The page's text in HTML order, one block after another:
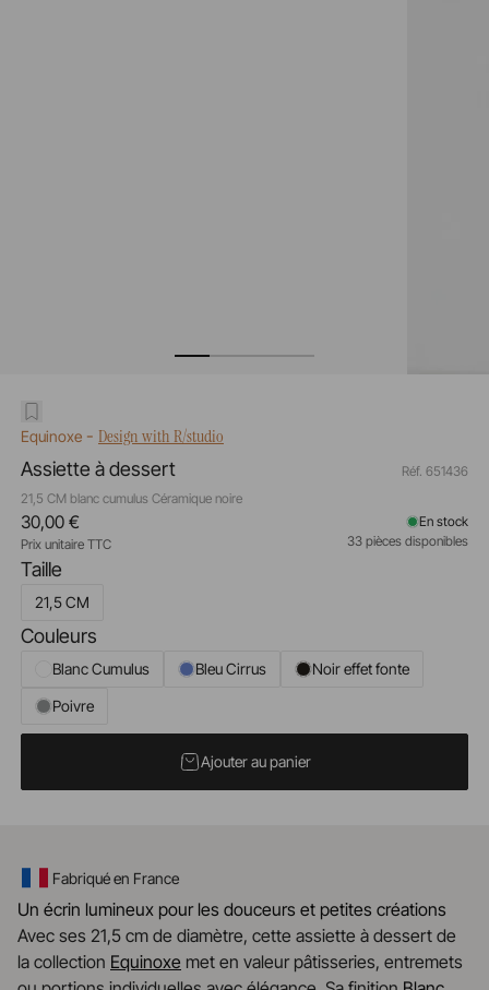
Equinoxe- Design with R/studio
Assiette à dessert
21,5 CM blanc cumulus Céramique noire
Réf. 651436
Taille
21,5 CM
Couleurs
Blanc Cumulus Bleu Cirrus
Noir effet fonte
Poivre
30,00 €
Prix unitaire TTC
En stock
33 pièces disponibles
Ajouter au panier
Fabriqué en France
Un écrin lumineux pour les douceurs et petites créations
Avec ses 21,5 cm de diamètre, cette assiette à dessert de
la collection Equinoxe met en valeur pâtisseries, entremets